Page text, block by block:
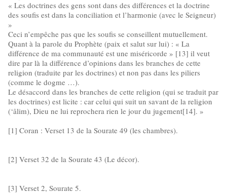
« Les doctrines des gens sont dans des différences et la doctrine
des soufis est dans la conciliation et l’harmonie (avec le Seigneur)
»
Ceci n’empêche pas que les soufis se conseillent mutuellement.
Quant à la parole du Prophète (paix et salut sur lui) : « La
différence de ma communauté est une miséricorde » [13] il veut
dire par là la différence d’opinions dans les branches de cette
religion (traduite par les doctrines) et non pas dans les piliers
(comme le dogme …).
Le désaccord dans les branches de cette religion (qui se traduit par
les doctrines) est licite : car celui qui suit un savant de la religion
(‘âlim), Dieu ne lui reprochera rien le jour du jugement[14]. »
[1] Coran : Verset 13 de la Sourate 49 (les chambres).
[2] Verset 32 de la Sourate 43 (Le décor).
[3] Verset 2, Sourate 5.